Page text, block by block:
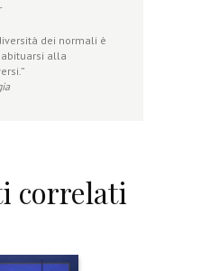
dei normali è
alla
correlati